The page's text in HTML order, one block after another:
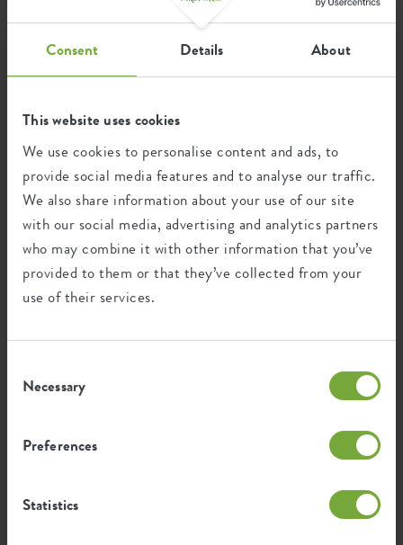
Consent Details About
This website uses cookies
We use cookies to personalise content and ads, to
provide social media features and to analyse our traffic.
We also share information about your use of our site
with our social media, advertising and analytics partners
who may combine it with other information that you’ve
provided to them or that they’ve collected from your
use of their services.
Selection
Necessary
Preferences
Statistics
Certificazioni Garanzia
99
Protetto dai raggi UV
Resistente al gelo
Impronta ambientale
0,873
Emissione media di CO2 per la
Emissione media di energia verde